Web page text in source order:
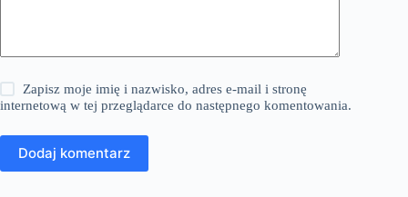
Zapisz moje imię i nazwisko, adres e-mail i stronę
internetową w tej przeglądarce do następnego komentowania.
Dodaj komentarz